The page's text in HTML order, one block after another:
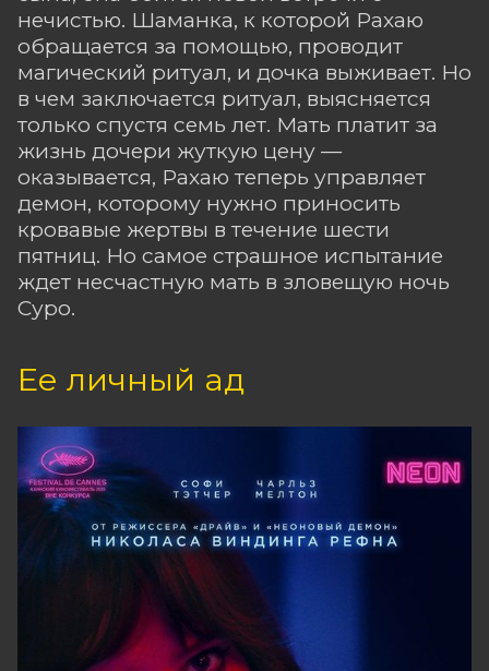
нечистью. Шаманка, к которой Рахаю
обращается за помощью, проводит
магический ритуал, и дочка выживает. Но
в чем заключается ритуал, выясняется
только спустя семь лет. Мать платит за
жизнь дочери жуткую цену —
оказывается, Рахаю теперь управляет
демон, которому нужно приносить
кровавые жертвы в течение шести
пятниц. Но самое страшное испытание
ждет несчастную мать в зловещую ночь
Суро.
Ее личный ад